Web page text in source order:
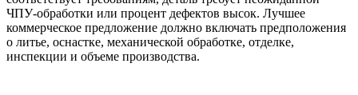
ЧПУ-обработки или процент дефектов высок. Лучшее
коммерческое предложение должно включать предположения
о литье, оснастке, механической обработке, отделке,
инспекции и объеме производства.